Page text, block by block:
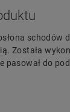
schodów
Została
pasował do